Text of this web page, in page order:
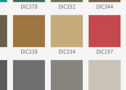
DIC378 DIC352 DIC344
DIC338 DIC334 DIC197